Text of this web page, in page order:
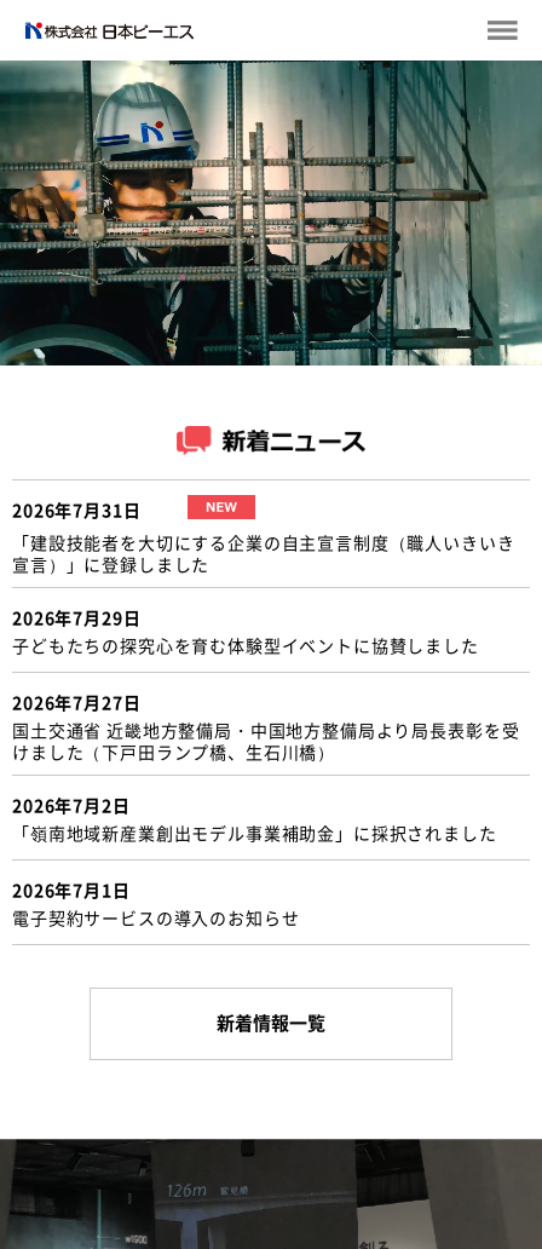
2026年7月31日
「建設技能者を大切にする企業の自主宣言制度（職人いきいき
宣言）」に登録しました
2026年7月29日
子どもたちの探究心を育む体験型イベントに協賛しました
2026年7月27日
国土交通省 近畿地方整備局・中国地方整備局より局長表彰を受
けました（下戸田ランプ橋、生石川橋）
2026年7月2日
「嶺南地域新産業創出モデル事業補助金」に採択されました
2026年7月1日
電子契約サービスの導入のお知らせ
新着情報一覧